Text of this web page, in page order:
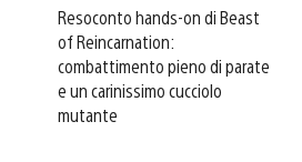
Resoconto hands-on di Beast
of Reincarnation:
combattimento pieno di parate
e un carinissimo cucciolo
mutante